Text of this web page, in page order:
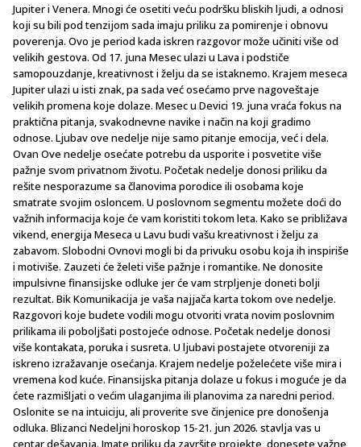
Jupiter i Venera. Mnogi će osetiti veću podršku bliskih ljudi, a odnosi
koji su bili pod tenzijom sada imaju priliku za pomirenje i obnovu
poverenja. Ovo je period kada iskren razgovor može učiniti više od
velikih gestova. Od 17. juna Mesec ulazi u Lava i podstiče
samopouzdanje, kreativnost i želju da se istaknemo. Krajem meseca
Jupiter ulazi u isti znak, pa sada već osećamo prve nagoveštaje
velikih promena koje dolaze. Mesec u Devici 19. juna vraća fokus na
praktična pitanja, svakodnevne navike i način na koji gradimo
odnose. Ljubav ove nedelje nije samo pitanje emocija, već i dela.
Ovan Ove nedelje osećate potrebu da usporite i posvetite više
pažnje svom privatnom životu. Početak nedelje donosi priliku da
rešite nesporazume sa članovima porodice ili osobama koje
smatrate svojim osloncem. U poslovnom segmentu možete doći do
važnih informacija koje će vam koristiti tokom leta. Kako se približava
vikend, energija Meseca u Lavu budi vašu kreativnost i želju za
zabavom. Slobodni Ovnovi mogli bi da privuku osobu koja ih inspiriše
i motiviše. Zauzeti će želeti više pažnje i romantike. Ne donosite
impulsivne finansijske odluke jer će vam strpljenje doneti bolji
rezultat. Bik Komunikacija je vaša najjača karta tokom ove nedelje.
Razgovori koje budete vodili mogu otvoriti vrata novim poslovnim
prilikama ili poboljšati postojeće odnose. Početak nedelje donosi
više kontakata, poruka i susreta. U ljubavi postajete otvoreniji za
iskreno izražavanje osećanja. Krajem nedelje poželećete više mira i
vremena kod kuće. Finansijska pitanja dolaze u fokus i moguće je da
ćete razmišljati o većim ulaganjima ili planovima za naredni period.
Oslonite se na intuiciju, ali proverite sve činjenice pre donošenja
odluka. Blizanci Nedeljni horoskop 15-21. jun 2026. stavlja vas u
centar dešavanja. Imate priliku da završite projekte, donesete važne